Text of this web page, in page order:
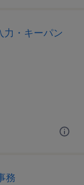
力・キーパン
務